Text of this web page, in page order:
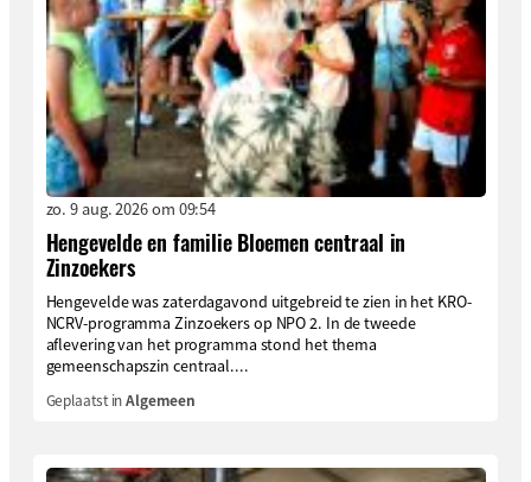
zo. 9 aug. 2026 om 09:54
Hengevelde en familie Bloemen centraal in
Zinzoekers
Hengevelde was zaterdagavond uitgebreid te zien in het KRO-
NCRV-programma Zinzoekers op NPO 2. In de tweede
aflevering van het programma stond het thema
gemeenschapszin centraal....
Geplaatst inAlgemeen